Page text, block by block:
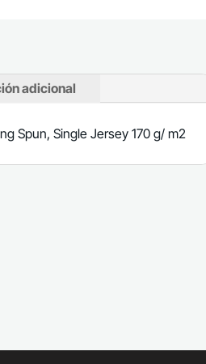
adicional
Spun, Single Jersey 170 g/ m2